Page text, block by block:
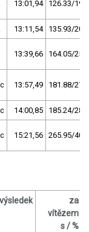
13:01,94 126.33/19,3
13:11,54 135.93/20,7
13:39,66 164.05/25,0
13:57,49 181.88/27,7
14:00,85 185.24/28,3
15:21,56 265.95/40,6
výsledek
za
vítězem
s / %